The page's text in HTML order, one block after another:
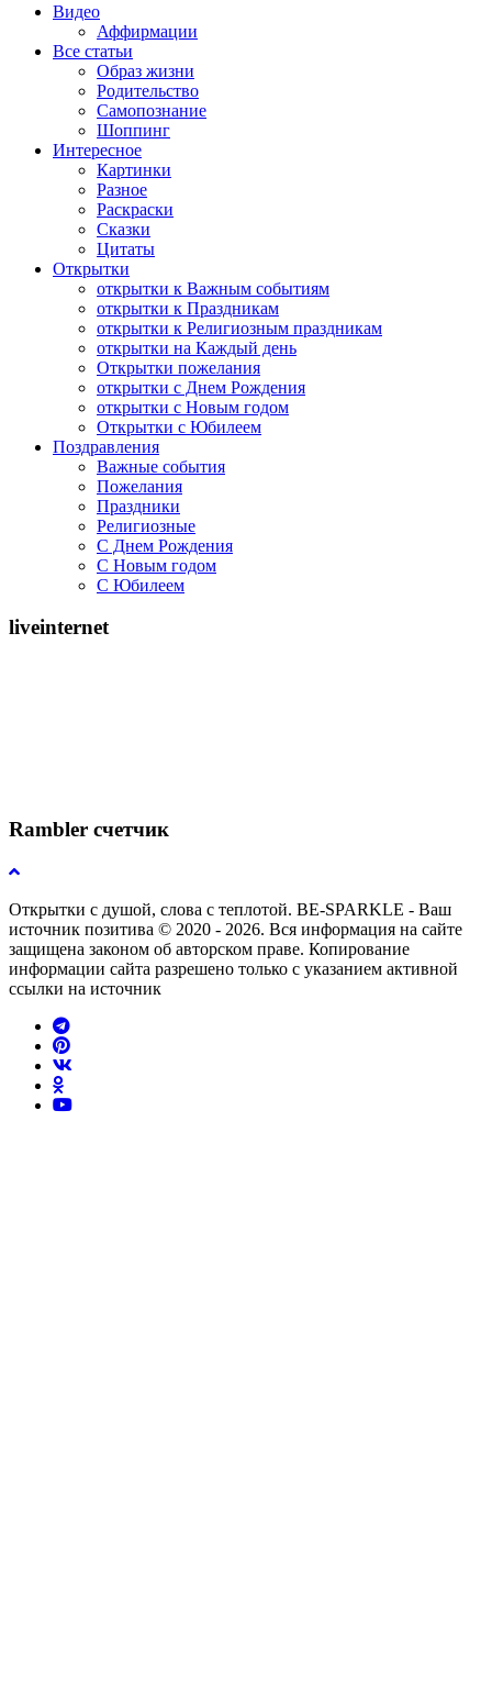
Видео
Аффирмации
Все статьи
Образ жизни
Родительство
Самопознание
Шоппинг
Интересное
Картинки
Разное
Раскраски
Сказки
Цитаты
Открытки
открытки к Важным событиям
открытки к Праздникам
открытки к Религиозным праздникам
открытки на Каждый день
Открытки пожелания
открытки с Днем Рождения
открытки с Новым годом
Открытки с Юбилеем
Поздравления
Важные события
Пожелания
Праздники
Религиозные
С Днем Рождения
С Новым годом
С Юбилеем
liveinternet
Rambler счетчик
Открытки с душой, слова с теплотой. BE-SPARKLE - Ваш
источник позитива © 2020 - 2026. Вся информация на сайте
защищена законом об авторском праве. Копирование
информации сайта разрешено только с указанием активной
ссылки на источник